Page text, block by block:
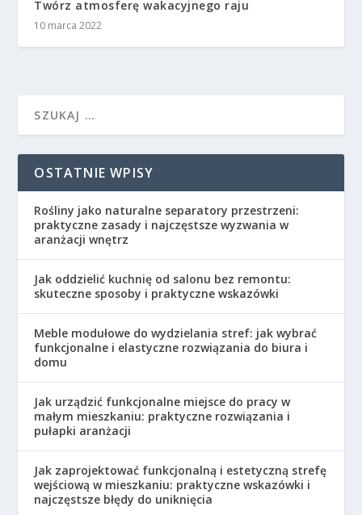
Twórz atmosferę wakacyjnego raju
10 marca 2022
OSTATNIE WPISY
Rośliny jako naturalne separatory przestrzeni:
praktyczne zasady i najczęstsze wyzwania w
aranżacji wnętrz
Jak oddzielić kuchnię od salonu bez remontu:
skuteczne sposoby i praktyczne wskazówki
Meble modułowe do wydzielania stref: jak wybrać
funkcjonalne i elastyczne rozwiązania do biura i
domu
Jak urządzić funkcjonalne miejsce do pracy w
małym mieszkaniu: praktyczne rozwiązania i
pułapki aranżacji
Jak zaprojektować funkcjonalną i estetyczną strefę
wejściową w mieszkaniu: praktyczne wskazówki i
najczęstsze błędy do uniknięcia